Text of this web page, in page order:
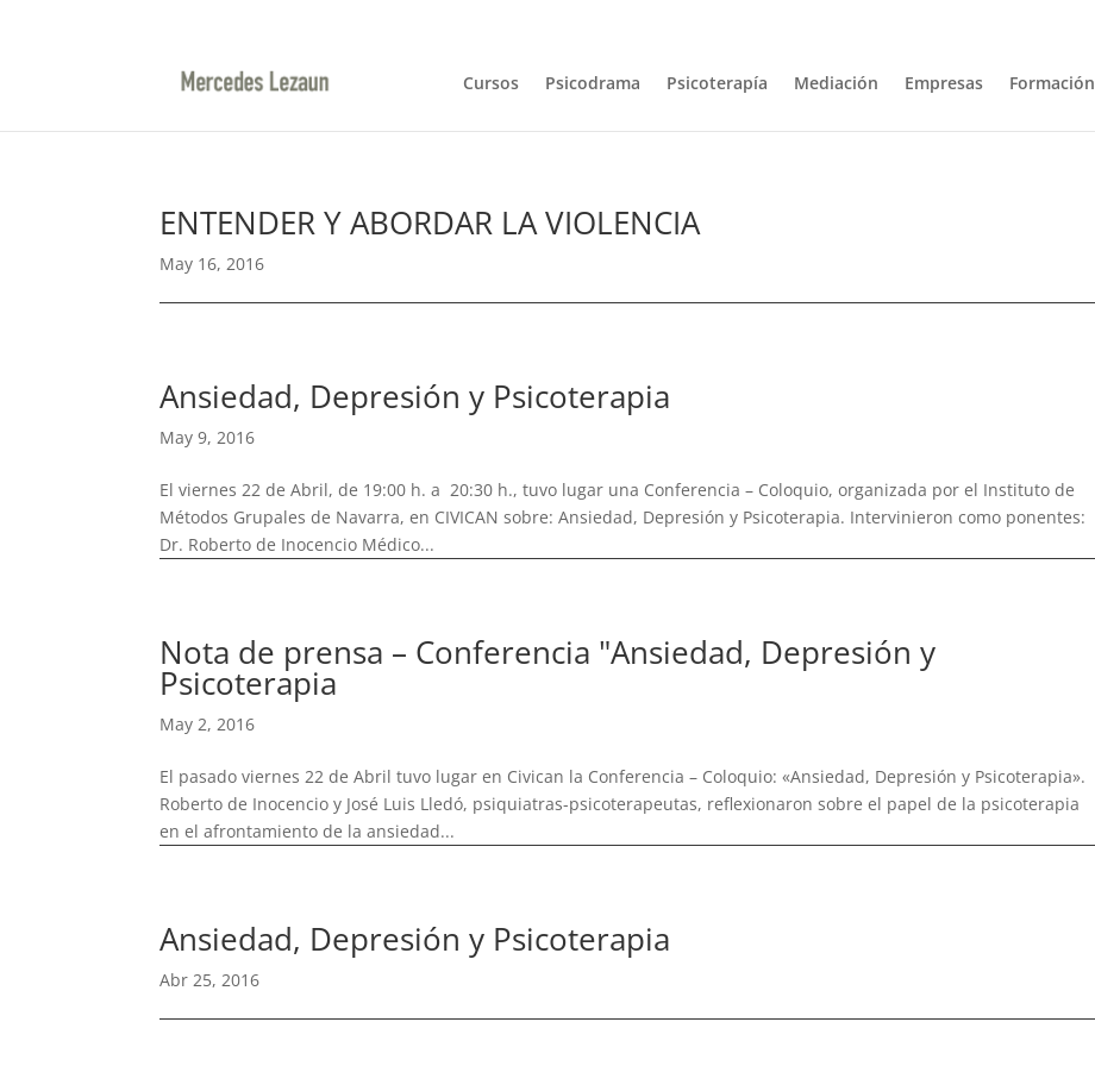
Cursos Psicodrama Psicoterapía Mediación Empresas Formación
ENTENDER Y ABORDAR LA VIOLENCIA
May 16, 2016
Ansiedad, Depresión y Psicoterapia
May 9, 2016
El viernes 22 de Abril, de 19:00 h. a 20:30 h., tuvo lugar una Conferencia – Coloquio, organizada por el Instituto de
Métodos Grupales de Navarra, en CIVICAN sobre: Ansiedad, Depresión y Psicoterapia. Intervinieron como ponentes:
Dr. Roberto de Inocencio Médico...
Nota de prensa – Conferencia "Ansiedad, Depresión y
Psicoterapia
May 2, 2016
El pasado viernes 22 de Abril tuvo lugar en Civican la Conferencia – Coloquio: «Ansiedad, Depresión y Psicoterapia».
Roberto de Inocencio y José Luis Lledó, psiquiatras-psicoterapeutas, reflexionaron sobre el papel de la psicoterapia
en el afrontamiento de la ansiedad...
Ansiedad, Depresión y Psicoterapia
Abr 25, 2016